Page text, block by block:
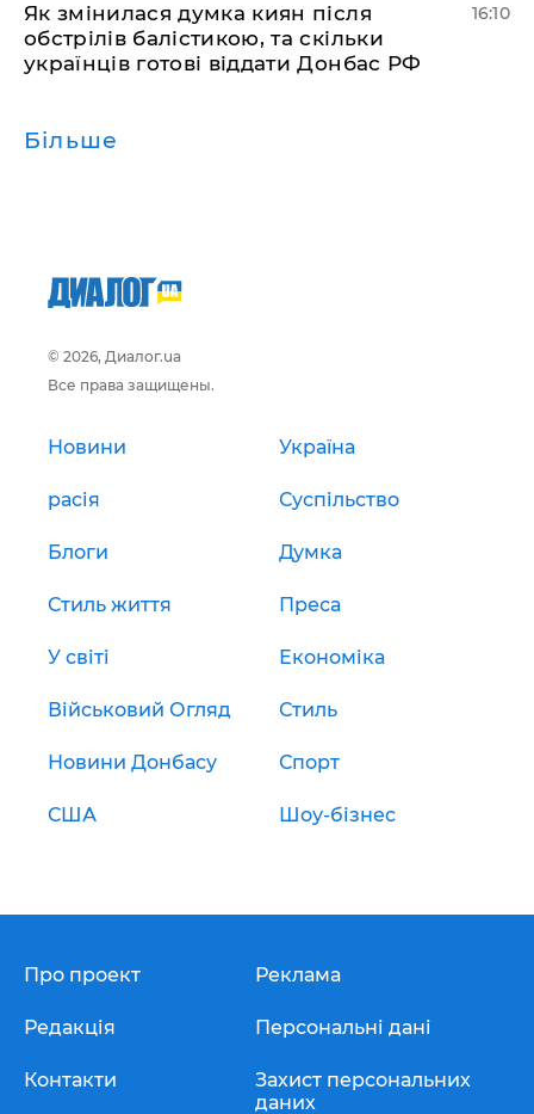
Як змінилася думка киян після
обстрілів балістикою, та скільки
українців готові віддати Донбас РФ
16:10
Більше
© 2026, Диалог.ua
Все права защищены.
Новини Україна
расія Суспільство
Блоги Думка
Стиль життя Преса
У світі Економіка
Військовий Огляд Стиль
Новини Донбасу Спорт
США Шоу-бізнес
Про проект
Редакція
Контакти
Реклама
Персональні дані
Захист персональних
даних